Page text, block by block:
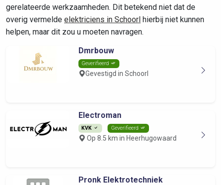
gerelateerde werkzaamheden. Dit betekend niet dat de
overig vermelde elektriciens in Schoorl hierbij niet kunnen
helpen, maar dit zou u moeten navragen.
Dmrbouw
Geverifieerd
Gevestigd in Schoorl
Electroman
KVK Geverifieerd
Op 8.5 km in Heerhugowaard
Pronk Elektrotechniek